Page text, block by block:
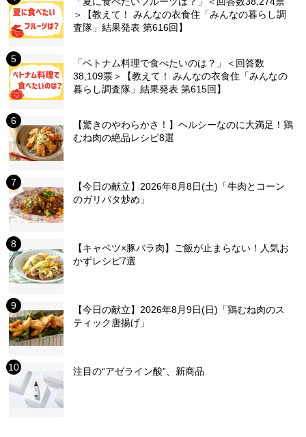
＞【教えて！ みんなの衣食住「みんなの暮らし調
査隊」結果発表 第616回】
「ベトナム料理で食べたいのは？」＜回答数
38,109票＞【教えて！ みんなの衣食住「みんなの
暮らし調査隊」結果発表 第615回】
【驚きのやわらかさ！】ヘルシーなのに大満足！鶏
むね肉の絶品レシピ8選
【今日の献立】2026年8月8日(土)「牛肉とコーン
のガリバタ炒め」
【キャベツ×豚バラ肉】ご飯が止まらない！人気お
かずレシピ7選
【今日の献立】2026年8月9日(日)「鶏むね肉のス
ティック唐揚げ」
注目の“アゼライン酸”、新商品